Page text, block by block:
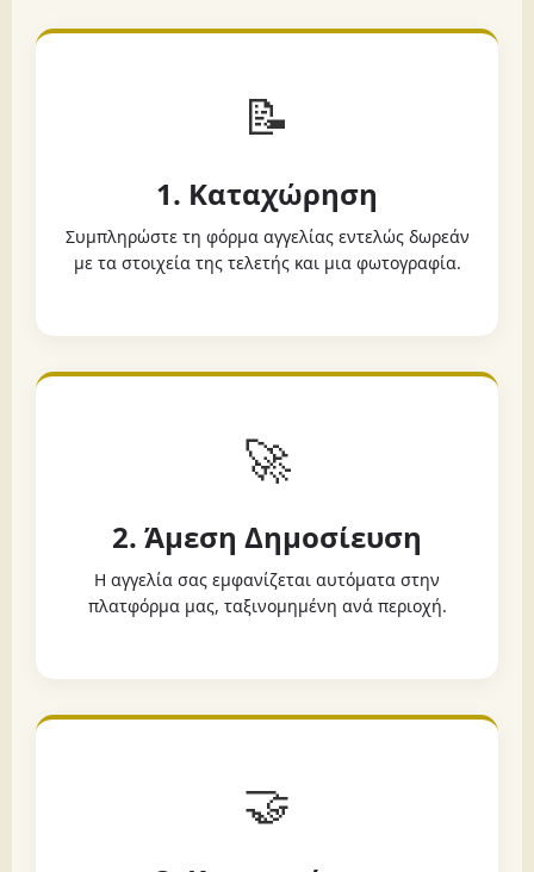
📝
1. Καταχώρηση
Συμπληρώστε τη φόρμα αγγελίας εντελώς δωρεάν
με τα στοιχεία της τελετής και μια φωτογραφία.
🚀
2. Άμεση Δημοσίευση
Η αγγελία σας εμφανίζεται αυτόματα στην
πλατφόρμα μας, ταξινομημένη ανά περιοχή.
🤝